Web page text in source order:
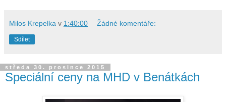
Milos Krepelka v 1:40:00 Žádné komentáře:
Sdílet
středa 30. prosince 2015
Speciální ceny na MHD v Benátkách